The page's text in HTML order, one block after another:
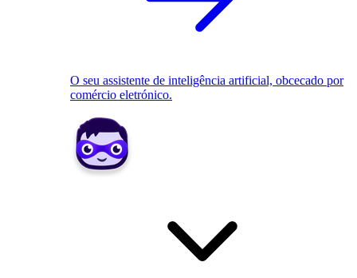
O seu assistente de inteligência artificial, obcecado por
comércio eletrónico.